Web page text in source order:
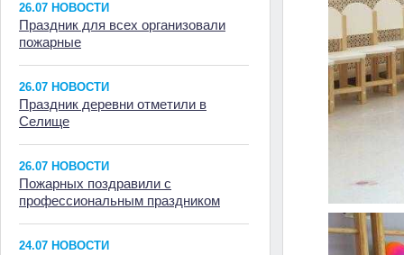
26.07 НОВОСТИ
Праздник для всех организовали
пожарные
26.07 НОВОСТИ
Праздник деревни отметили в
Селище
26.07 НОВОСТИ
Пожарных поздравили с
профессиональным праздником
24.07 НОВОСТИ